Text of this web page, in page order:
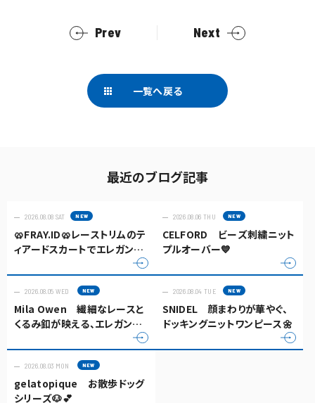
Prev Next
一覧へ戻る
最近のブログ記事
2026.08.08 SAT
🥨FRAY.ID🥨レーストリムのテ
ィアードスカートでエレガント
2026.08.06 THU
CELFORD ビーズ刺繍ニット
プルオーバー💙
2026.08.05 WED
Mila Owen 繊細なレースと
くるみ釦が映える、エレガント
2026.08.04 TUE
SNIDEL 顔まわりが華やぐ、
ドッキングニットワンピース🌼
2026.08.03 MON
gelatopique お散歩ドッグ
シリーズ🐶💕